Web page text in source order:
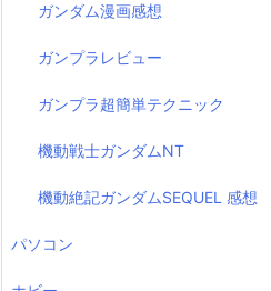
ガンダム漫画感想
ガンプラレビュー
ガンプラ超簡単テクニック
機動戦士ガンダムNT
機動絶記ガンダムSEQUEL 感想
パソコン